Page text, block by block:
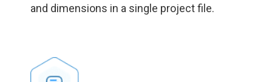
and dimensions in a single project file.